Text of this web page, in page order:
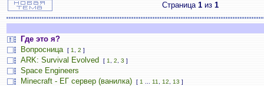
Страница 1 из 1
Где это я?
Вопросница
[ 1 2 ]
ARK: Survival Evolved [ 1 2 3 ]
Space Engineers
Minecraft - ЕГ сервер (ванилка)
[ 1 11 12 13 ]